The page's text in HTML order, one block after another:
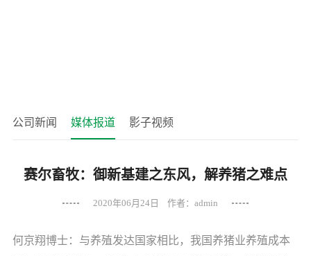
公司新闻 媒体报道 影子视频
赛尔畜牧：御新基建之东风，解养猪之难点
2020年06月24日 作者：admin
何京翔博士：与养殖发达国家相比，我国养猪业养殖成本